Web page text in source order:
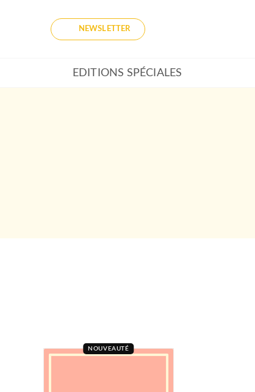
NEWSLETTER
EDITIONS SPÉCIALES
NOUVEAUTÉ